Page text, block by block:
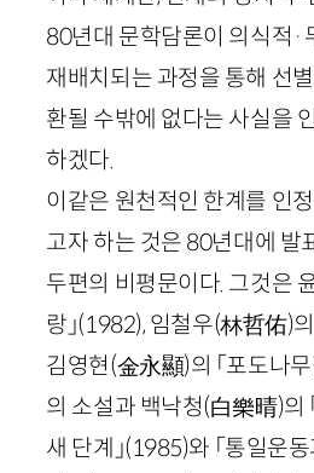
80년대 문학담론이 의식적 ·
재배치되는 과정을 통해 선
환될 수밖에 없다는 사실을
하겠다.
이같은 원천적인 한계를 인
고자 하는 것은 80년대에 발
두편의 비평문이다. 그것은
랑」(1982), 임철우(林哲佑)
김영현(金永顯)의 「포도나
의 소설과 백낙청(白樂晴)의
새 단계」(1985)와 「통일운동